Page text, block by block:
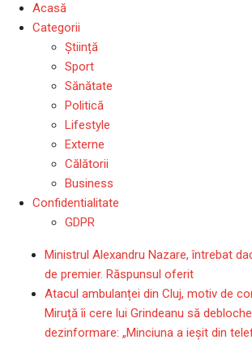
Acasă
Categorii
Știință
Sport
Sănătate
Politică
Lifestyle
Externe
Călătorii
Business
Confidentialitate
GDPR
Ministrul Alexandru Nazare, întrebat
de premier. Răspunsul oferit
Atacul ambulanței din Cluj, motiv de
Miruță îi cere lui Grindeanu să
dezinformare: „Minciuna a ieșit din